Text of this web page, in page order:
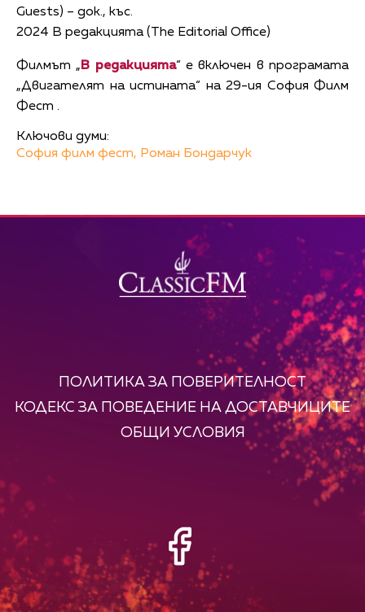
Guests) – док., къс.
2024 В редакцията (The Editorial Office)
Филмът „ В редакцията“ е включен в програмата
„Двигателят на истината“ на 29-ия София Филм
Фест .
Ключови думи:
София филм фест, Роман Бондарчук
ПОЛИТИКА ЗА ПОВЕРИТЕЛНОСТ
КОДЕКС ЗА ПОВЕДЕНИЕ НА ДОСТАВЧИЦИТЕ
ОБЩИ УСЛОВИЯ